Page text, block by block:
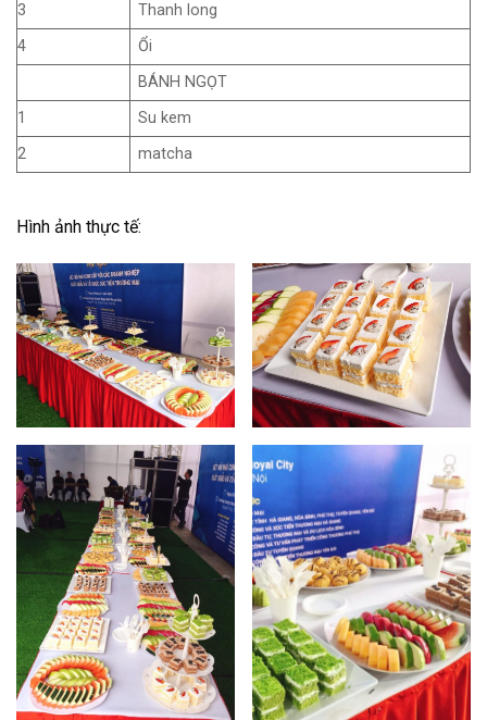
3
Thanh long
4
Ổi
BÁNH NGỌT
1
Su kem
2
matcha
Hình ảnh thực tế: